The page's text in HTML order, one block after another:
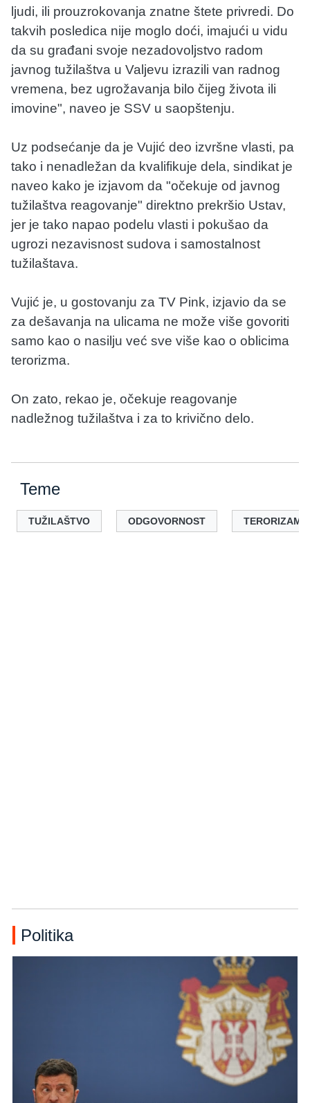
ljudi, ili prouzrokovanja znatne štete privredi. Do
takvih posledica nije moglo doći, imajući u vidu
da su građani svoje nezadovoljstvo radom
javnog tužilaštva u Valjevu izrazili van radnog
vremena, bez ugrožavanja bilo čijeg života ili
imovine", naveo je SSV u saopštenju.
Uz podsećanje da je Vujić deo izvršne vlasti, pa
tako i nenadležan da kvalifikuje dela, sindikat je
naveo kako je izjavom da "očekuje od javnog
tužilaštva reagovanje" direktno prekršio Ustav,
jer je tako napao podelu vlasti i pokušao da
ugrozi nezavisnost sudova i samostalnost
tužilaštava.
Vujić je, u gostovanju za TV Pink, izjavio da se
za dešavanja na ulicama ne može više govoriti
samo kao o nasilju već sve više kao o oblicima
terorizma.
On zato, rekao je, očekuje reagovanje
nadležnog tužilaštva i za to krivično delo.
Teme
TUŽILAŠTVO ODGOVORNOST TERORIZAM
Politika